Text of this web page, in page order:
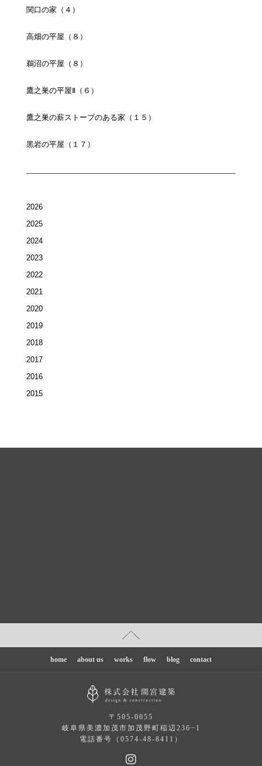
関口の家（４）
高畑の平屋（８）
鵜沼の平屋（８）
鷹之巣の平屋Ⅱ（６）
鷹之巣の薪ストーブのある家（１５）
黒岩の平屋（１７）
2026
2025
2024
2023
2022
2021
2020
2019
2018
2017
2016
2015
home about us works flow blog contact
〒505-0055
岐阜県美濃加茂市加茂野町稲辺236−1
電話番号（0574-48-8411）